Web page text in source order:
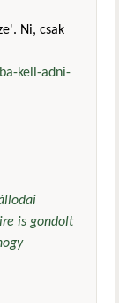
Ni, csak
kell-adni-
is gondolt